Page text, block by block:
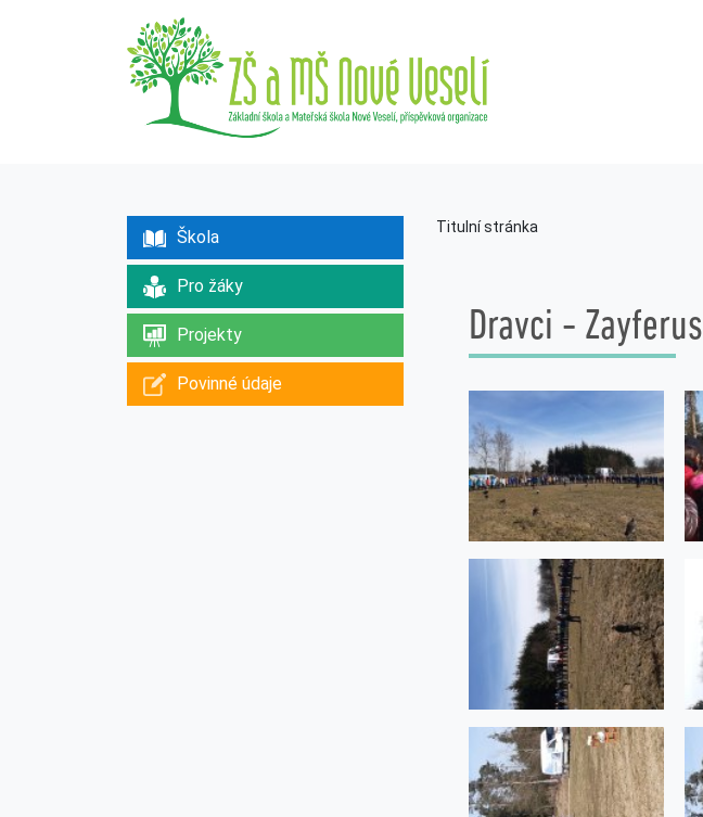
Škola
Pro žáky
Projekty
Povinné údaje
Titulní stránka
Dravci - Zayferus